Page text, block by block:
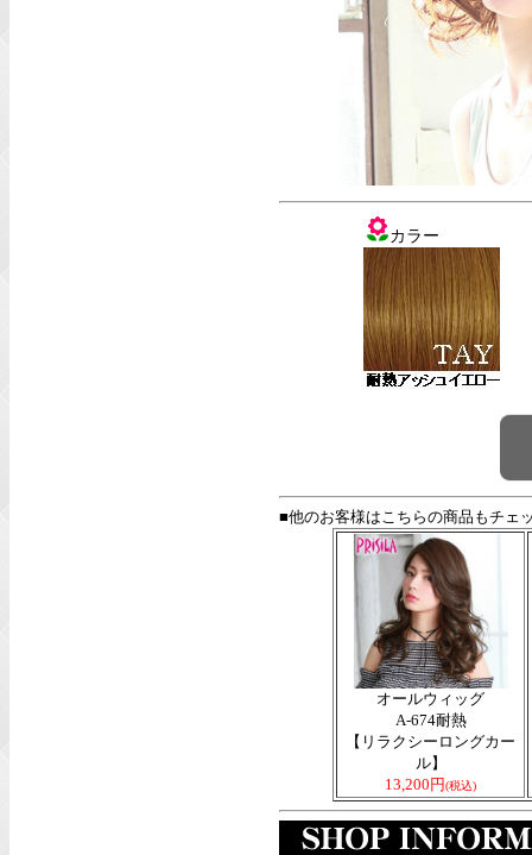
カラー
■他のお客様はこちらの商品もチェ
オールウィッグ
A-674耐熱
【リラクシーロングカー
ル】
13,200円(税込)